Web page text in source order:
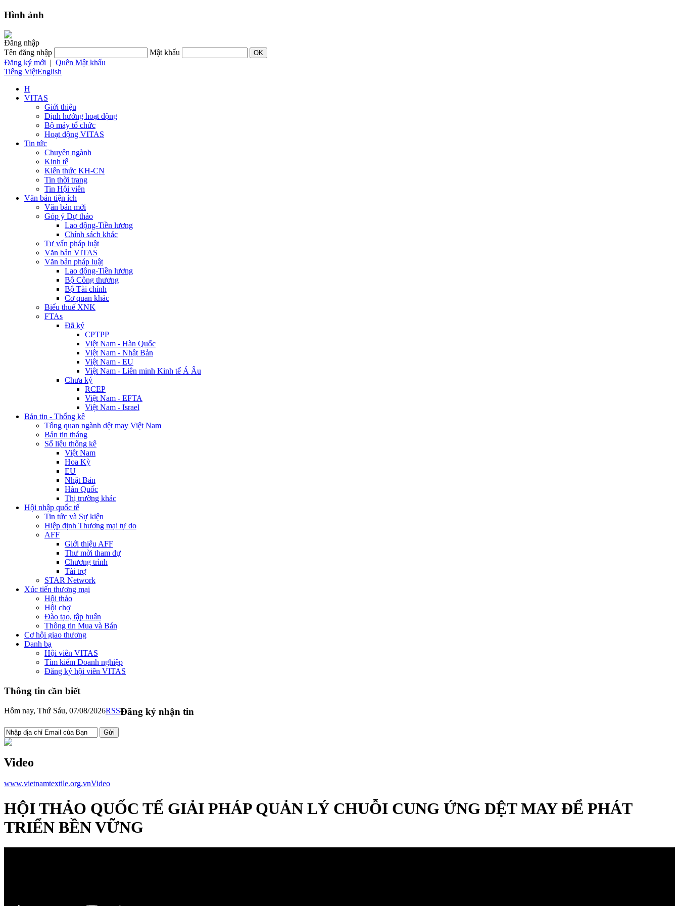
Hình ảnh
Đăng nhập
Tên đăng nhập
Mật khẩu
Đăng ký mới | Quên Mật khẩu
Tiếng ViệtEnglish
H
VITAS
Giới thiệu
Định hướng hoạt động
Bộ máy tổ chức
Hoạt động VITAS
Tin tức
Chuyên ngành
Kinh tế
Kiến thức KH-CN
Tin thời trang
Tin Hội viên
Văn bản tiện ích
Văn bản mới
Góp ý Dự thảo
Lao động-Tiền lương
Chính sách khác
Tư vấn pháp luật
Văn bản VITAS
Văn bản pháp luật
Lao động-Tiền lương
Bộ Công thương
Bộ Tài chính
Cơ quan khác
Biểu thuế XNK
FTAs
Đã ký
CPTPP
Việt Nam - Hàn Quốc
Việt Nam - Nhật Bản
Việt Nam - EU
Việt Nam - Liên minh Kinh tế Á Âu
Chưa ký
RCEP
Việt Nam - EFTA
Việt Nam - Israel
Bản tin - Thống kê
Tổng quan ngành dệt may Việt Nam
Bản tin tháng
Số liệu thống kê
Việt Nam
Hoa Kỳ
EU
Nhật Bản
Hàn Quốc
Thị trường khác
Hội nhập quốc tế
Tin tức và Sự kiện
Hiệp định Thương mại tự do
AFF
Giới thiệu AFF
Thư mời tham dự
Chương trình
Tài trợ
STAR Network
Xúc tiến thương mại
Hội thảo
Hội chợ
Đào tạo, tập huấn
Thông tin Mua và Bán
Cơ hội giao thương
Danh bạ
Hội viên VITAS
Tìm kiếm Doanh nghiệp
Đăng ký hội viên VITAS
Thông tin cần biết
Hôm nay, Thứ Sáu, 07/08/2026RSSĐăng ký nhận tin
Video
www.vietnamtextile.org.vnVideo
HỘI THẢO QUỐC TẾ GIẢI PHÁP QUẢN LÝ CHUỖI CUNG ỨNG DỆT MAY ĐỂ PHÁT
TRIỂN BỀN VỮNG